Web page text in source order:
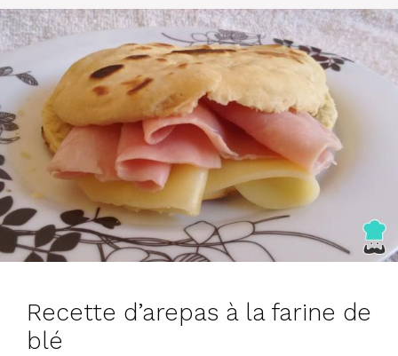
Recette d’arepas à la farine de
blé